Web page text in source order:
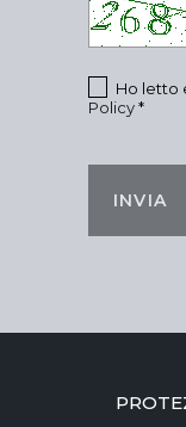
Ho letto
Policy*
INVIA